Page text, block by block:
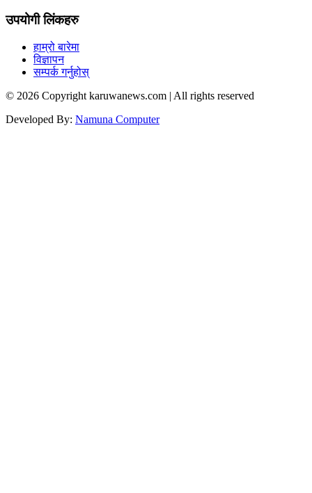
उपयोगी लिंकहरु
हाम्रो बारेमा
विज्ञापन
सम्पर्क गर्नुहोस्
© 2026 Copyright karuwanews.com | All rights reserved
Developed By: Namuna Computer